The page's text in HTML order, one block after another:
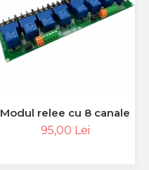
Modul relee cu 8 canale
95,00 Lei